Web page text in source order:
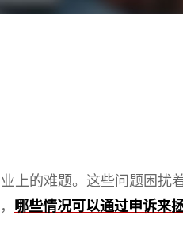
上的难题。这些问题困扰
哪些情况可以通过申诉来